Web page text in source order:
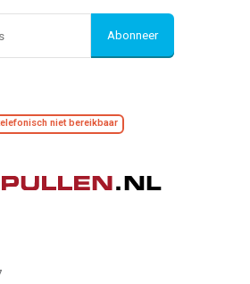
Abonneer
niet bereikbaar